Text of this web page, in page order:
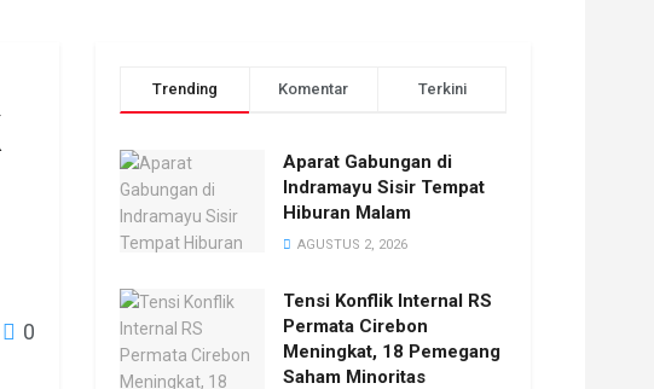
0
Trending Komentar Terkini
Aparat Gabungan di
Indramayu Sisir Tempat
Hiburan Malam
AGUSTUS 2, 2026
Tensi Konflik Internal RS
Permata Cirebon
Meningkat, 18 Pemegang
Saham Minoritas